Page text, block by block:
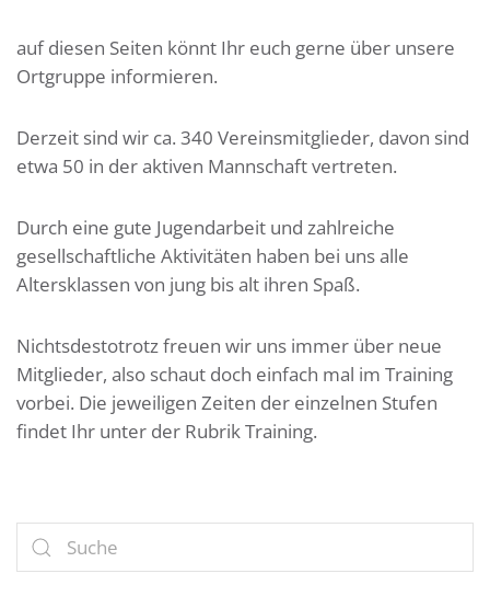
auf diesen Seiten könnt Ihr euch gerne über unsere
Ortgruppe informieren.
Derzeit sind wir ca. 340 Vereinsmitglieder, davon sind
etwa 50 in der aktiven Mannschaft vertreten.
Durch eine gute Jugendarbeit und zahlreiche
gesellschaftliche Aktivitäten haben bei uns alle
Altersklassen von jung bis alt ihren Spaß.
Nichtsdestotrotz freuen wir uns immer über neue
Mitglieder, also schaut doch einfach mal im Training
vorbei. Die jeweiligen Zeiten der einzelnen Stufen
findet Ihr unter der Rubrik Training.